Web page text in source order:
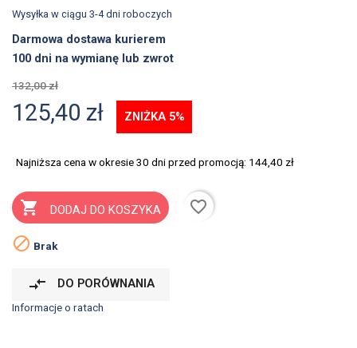
Wysyłka w ciągu 3-4 dni roboczych
Darmowa dostawa kurierem
100 dni na wymianę lub zwrot
132,00 zł
125,40 zł ZNIŻKA 5%
Najniższa cena w okresie 30 dni przed promocją: 144,40 zł
 DODAJ DO KOSZYKA
favorite_border
 Brak
compare_arrows DO PORÓWNANIA
Informacje o ratach